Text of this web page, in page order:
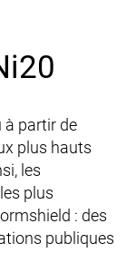
à partir de
plus hauts
les
plus
: des
publiques